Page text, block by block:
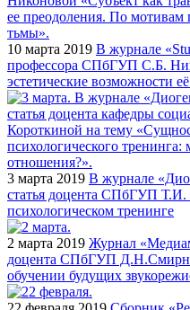
10 марта 2019 В журнале
профессора СПбГУП С.Б.
эстетические возможности
3 марта 2019 В журнале
статья доцента СПбГУП Т.И.
психологическом тренинге
2 марта 2019 Журнал
доцента СПбГУП
обучении будущих